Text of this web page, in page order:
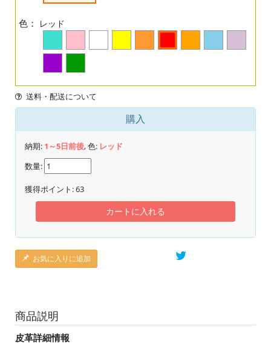
色： レッド
送料・配送について
購入
納期: 1～5日前後, 色: レッド
数量:
獲得ポイント:63
カートに入れる
お気に入りに追加
商品説明
皮革詳細情報